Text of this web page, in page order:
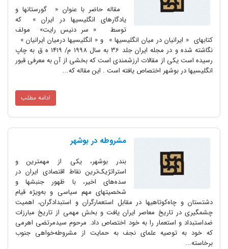
مقاله حاضر با عنوان « گورستانها و
یادگارهای انگلیسیها در ایران » که
توسط « سر دنیس رایت» مولف
کتابهای « ایرانیان در میان انگلیسیها » و « انگلیسیها درمیان ایرانیان »
نگاشته شده و در مجله ایران جلد 36 به سال 1998 م/ 1419 ه ق به چاپ
رسیده است یکی از مقالات ارزشمندی است که بخشی از آن به معرفی قبور
انگلیسیها در بوشهر اختصاص یافته است . این مقاله که...
ادامه مطلب
مشروطه در بوشهر
بندر بوشهر، یکی از مهمترین و
استراتژیک‌ترین نقاط اقتصادی ایران در
سده‌های اخیر، با ظهور جنبشها و
شخصیتهای مهم سیاسی و به‌ویژه قیام
دشتستان و چاه‌کوتاهیها در مقابل استعمارگران و استبدادگران، اهمیت
چشمگیری در تاریخ معاصر ایران یافت و بخش مهمی از تاریخ مبارزات
ضداستبداد و استعمار را به خود اختصاص داد. مرحوم سیدمرتضی اهرمی
که خود به توصیه علمای نجف به حمایت از مشروطه‌خواهی جنوب
برخاسته...